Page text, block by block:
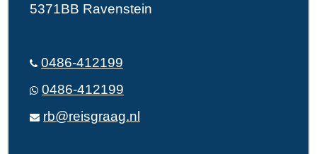
5371BB Ravenstein
0486-412199
0486-412199
rb@reisgraag.nl